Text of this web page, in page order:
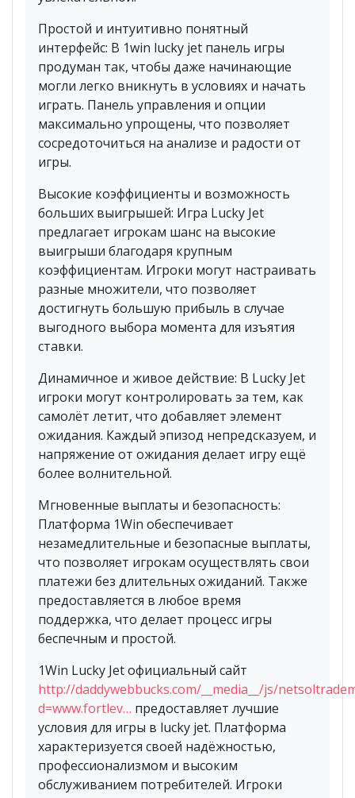
Простой и интуитивно понятный
интерфейс: В 1win lucky jet панель игры
продуман так, чтобы даже начинающие
могли легко вникнуть в условиях и начать
играть. Панель управления и опции
максимально упрощены, что позволяет
сосредоточиться на анализе и радости от
игры.
Высокие коэффициенты и возможность
больших выигрышей: Игра Lucky Jet
предлагает игрокам шанс на высокие
выигрыши благодаря крупным
коэффициентам. Игроки могут настраивать
разные множители, что позволяет
достигнуть большую прибыль в случае
выгодного выбора момента для изъятия
ставки.
Динамичное и живое действие: В Lucky Jet
игроки могут контролировать за тем, как
самолёт летит, что добавляет элемент
ожидания. Каждый эпизод непредсказуем, и
напряжение от ожидания делает игру ещё
более волнительной.
Мгновенные выплаты и безопасность:
Платформа 1Win обеспечивает
незамедлительные и безопасные выплаты,
что позволяет игрокам осуществлять свои
платежи без длительных ожиданий. Также
предоставляется в любое время
поддержка, что делает процесс игры
беспечным и простой.
1Win Lucky Jet официальный сайт
http://daddywebbucks.com/__media__/js/
d=www.fortlev… предоставляет лучшие
условия для игры в lucky jet. Платформа
характеризуется своей надёжностью,
профессионализмом и высоким
обслуживанием потребителей. Игроки